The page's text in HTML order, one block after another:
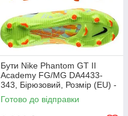
Бути Nike Phantom GT II
Academy FG/MG DA4433-
343, Бірюзовий, Розмір (EU) -
45.5
Готово до відправки